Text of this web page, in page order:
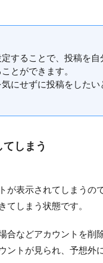
することで、投稿を
とができます。
にせずに投稿をした
しまう
が表示されてしまうの
しまう状態です。
合などアカウントを削
ントが見られ、予想外